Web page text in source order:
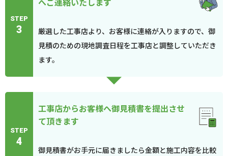
STEP
3
厳選した工事店より、お客様に連絡が入りますので、御
見積のための現地調査日程を工事店と調整していただき
ます。
STEP
4
工事店からお客様へ御見積書を提出させ
て頂きます
御見積書がお手元に届きましたら金額と施工内容を比較